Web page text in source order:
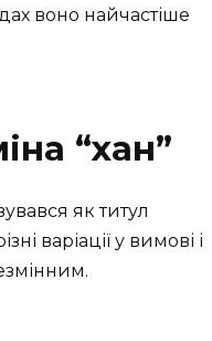
воно найчастіше
“хан”
як титул
варіації у вимові і